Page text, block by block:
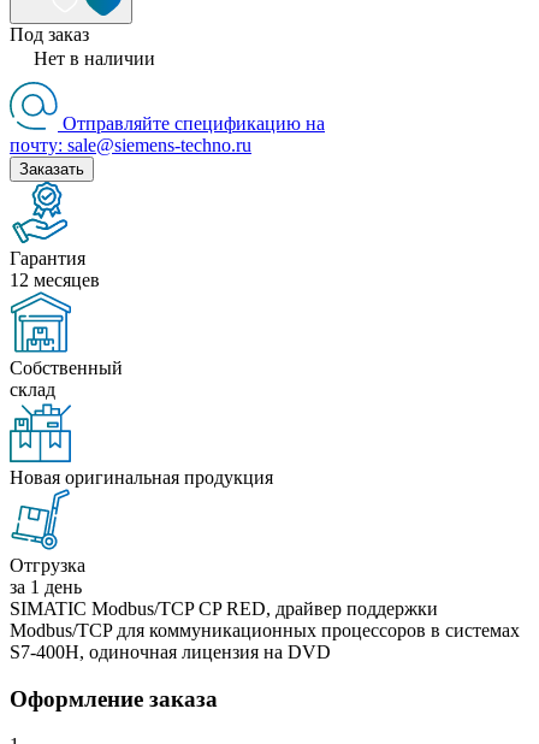
Под заказ
Нет в наличии
Отправляйте спецификацию на
почту: sale@siemens-techno.ru
Заказать
Гарантия
12 месяцев
Собственный
склад
Новая оригинальная продукция
Отгрузка
за 1 день
SIMATIC Modbus/TCP CP RED, драйвер поддержки
Modbus/TCP для коммуникационных процессоров в системах
S7-400H, одиночная лицензия на DVD
Оформление заказа